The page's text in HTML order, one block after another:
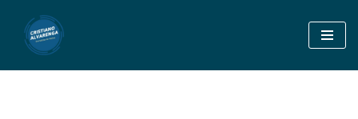
Pular